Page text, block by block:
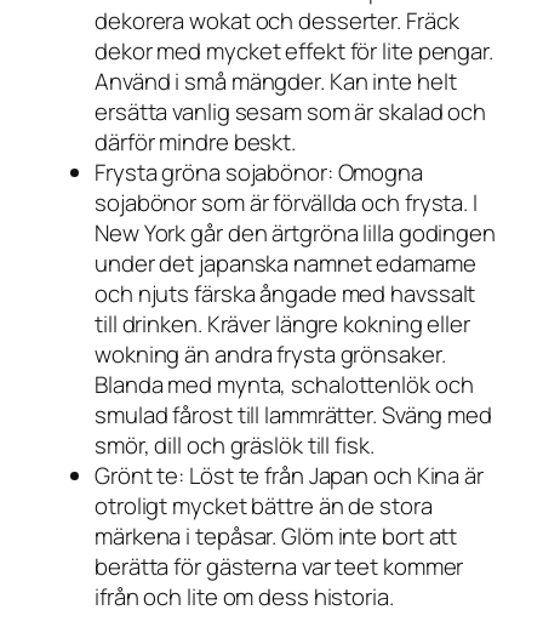
dekorera wokat och desserter. Fräck
dekor med mycket effekt för lite pengar.
Använd i små mängder. Kan inte helt
ersätta vanlig sesam som är skalad och
därför mindre beskt.
Frysta gröna sojabönor: Omogna
sojabönor som är förvällda och frysta. I
New York går den ärtgröna lilla godingen
under det japanska namnet edamame
och njuts färska ångade med havssalt
till drinken. Kräver längre kokning eller
wokning än andra frysta grönsaker.
Blanda med mynta, schalottenlök och
smulad fårost till lammrätter. Sväng med
smör, dill och gräslök till fisk.
Grönt te: Löst te från Japan och Kina är
otroligt mycket bättre än de stora
märkena i tepåsar. Glöm inte bort att
berätta för gästerna var teet kommer
ifrån och lite om dess historia.